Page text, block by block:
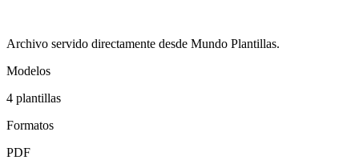
Archivo servido directamente desde Mundo Plantillas.
Modelos
4 plantillas
Formatos
PDF